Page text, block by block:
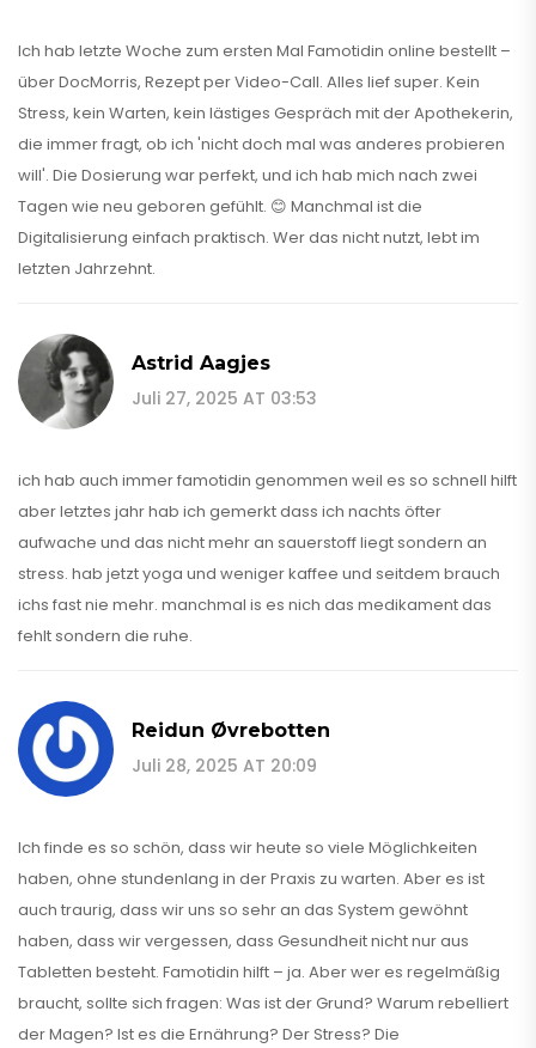
Ich hab letzte Woche zum ersten Mal Famotidin online bestellt –
über DocMorris, Rezept per Video-Call. Alles lief super. Kein
Stress, kein Warten, kein lästiges Gespräch mit der Apothekerin,
die immer fragt, ob ich 'nicht doch mal was anderes probieren
will'. Die Dosierung war perfekt, und ich hab mich nach zwei
Tagen wie neu geboren gefühlt. 😊 Manchmal ist die
Digitalisierung einfach praktisch. Wer das nicht nutzt, lebt im
letzten Jahrzehnt.
Astrid Aagjes
Juli 27, 2025 AT 03:53
ich hab auch immer famotidin genommen weil es so schnell hilft
aber letztes jahr hab ich gemerkt dass ich nachts öfter
aufwache und das nicht mehr an sauerstoff liegt sondern an
stress. hab jetzt yoga und weniger kaffee und seitdem brauch
ichs fast nie mehr. manchmal is es nich das medikament das
fehlt sondern die ruhe.
Reidun Øvrebotten
Juli 28, 2025 AT 20:09
Ich finde es so schön, dass wir heute so viele Möglichkeiten
haben, ohne stundenlang in der Praxis zu warten. Aber es ist
auch traurig, dass wir uns so sehr an das System gewöhnt
haben, dass wir vergessen, dass Gesundheit nicht nur aus
Tabletten besteht. Famotidin hilft – ja. Aber wer es regelmäßig
braucht, sollte sich fragen: Was ist der Grund? Warum rebelliert
der Magen? Ist es die Ernährung? Der Stress? Die